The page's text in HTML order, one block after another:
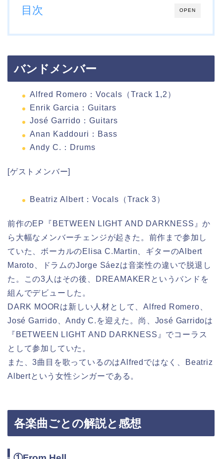
OPEN
目次
バンドメンバー
Alfred Romero：Vocals（Track 1,2）
Enrik Garcia：Guitars
José Garrido：Guitars
Anan Kaddouri：Bass
Andy C.：Drums
[ゲストメンバー]
Beatriz Albert：Vocals（Track 3）
前作のEP『BETWEEN LIGHT AND DARKNESS』か
ら大幅なメンバーチェンジが起きた。前作まで参加し
ていた、ボーカルのElisa C.Martin、ギターのAlbert
Maroto、ドラムのJorge Sáezは音楽性の違いで脱退し
た。この3人はその後、DREAMAKERというバンドを
組んでデビューした。
DARK MOORは新しい人材として、Alfred Romero、
José Garrido、Andy C.を迎えた。尚、José Garridoは
『BETWEEN LIGHT AND DARKNESS』でコーラス
として参加していた。
また、3曲目を歌っているのはAlfredではなく、Beatriz
Albertという女性シンガーである。
各楽曲ごとの解説と感想